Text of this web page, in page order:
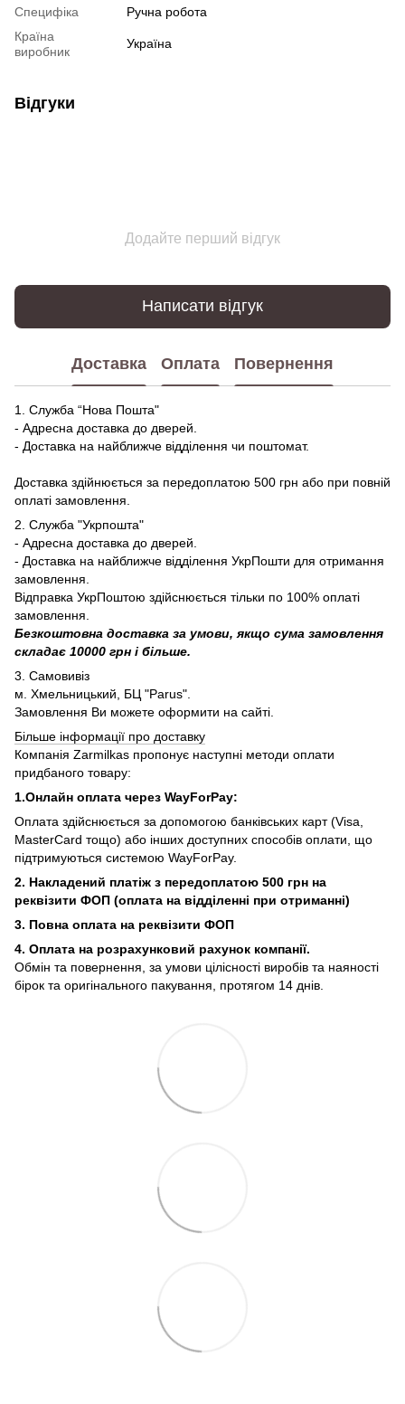
Специфіка
Ручна робота
Країна
виробник
Україна
Відгуки
Додайте перший відгук
Написати відгук
Доставка Оплата Повернення
1. Служба “Нова Пошта"
- Адресна доставка до дверей.
- Доставка на найближче відділення чи поштомат.
Доставка здійнюється за передоплатою 500 грн або при повній
оплаті замовлення.
2. Служба "Укрпошта"
- Адресна доставка до дверей.
- Доставка на найближче відділення УкрПошти для отримання
замовлення.
Відправка УкрПоштою здійснюється тільки по 100% оплаті
замовлення.
Безкоштовна доставка за умови, якщо сума замовлення
складає 10000 грн і більше.
3. Самовивіз
м. Хмельницький, БЦ "Parus".
Замовлення Ви можете оформити на сайті.
Більше інформації про доставку
Компанія Zarmilkas пропонує наступні методи оплати
придбаного товару:
1.Онлайн оплата через WayForPay:
Оплата здійснюється за допомогою банківських карт (Visa,
MasterCard тощо) або інших доступних способів оплати, що
підтримуються системою WayForPay.
2. Накладений платіж з передоплатою 500 грн на
реквізити ФОП (оплата на відділенні при отриманні)
3. Повна оплата на реквізити ФОП
4. Оплата на розрахунковий рахунок компанії.
Обмін та повернення, за умови цілісності виробів та наяності
бірок та оригінального пакування, протягом 14 днів.